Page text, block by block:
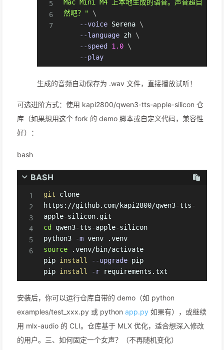
Mac Mini M4 上本地生成的语音。声音超自
然吧？"
\
--voice Serena \
--language zh \
--speed
1.0 \
--play
生成的音频自动保存为 .wav 文件，直接播放试听！
可选进阶方式：使用 kapi2800/qwen3-tts-apple-silicon 仓
库（如果想用这个 fork 的 demo 脚本或自定义代码，兼容性
好）：
bash
BASH
git clone
https://github.com/kapi2800/qwen3-tts-
cd
qwen3-tts-apple-silicon
python3
-m
source .venv/bin/activate
pip install --upgrade pip
pip install -r requirements.txt
安装后，你可以运行仓库自带的 demo（如 python
examples/test_xxx.py 或 python app.py 如果有），或继续
用 mlx-audio 的 CLI。仓库基于 MLX 优化，适合想深入修改
的用户。三、如何固定一个女声？（不再随机变化）